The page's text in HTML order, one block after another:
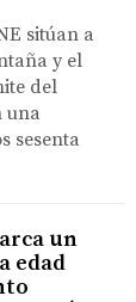
sitúan a
y el
del
una
sesenta
un
edad